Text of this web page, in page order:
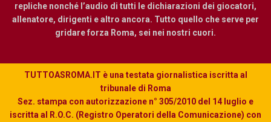
repliche nonché l’audio di tutti le dichiarazioni dei giocatori,
allenatore, dirigenti e altro ancora. Tutto quello che serve per
gridare forza Roma, sei nei nostri cuori.
TUTTOASROMA.IT è una testata giornalistica iscritta al
tribunale di Roma
Sez. stampa con autorizzazione n° 305/2010 del 14 luglio e
iscritta al R.O.C. (Registro Operatori della Comunicazione) con